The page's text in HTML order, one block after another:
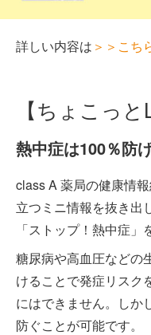
詳しい内容は ＞＞こち
【ちょこっと
熱中症は100％防
class A 薬局の健康情
立つミニ情報を抜き出
「ストップ！熱中症」
糖尿病や高血圧などの
けることで発症リスク
にはできません。しか
防ぐことが可能です。